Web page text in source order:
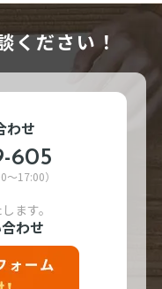
ください！
わせ
605
～17:00）
ます。
わせ